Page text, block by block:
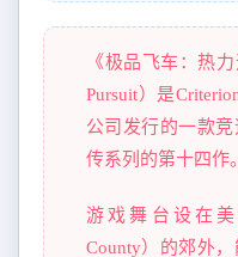
《极品飞车：热
Pursuit）是
公司发行的一款
传系列的第十四作。
游戏舞台设在美
County）的郊外